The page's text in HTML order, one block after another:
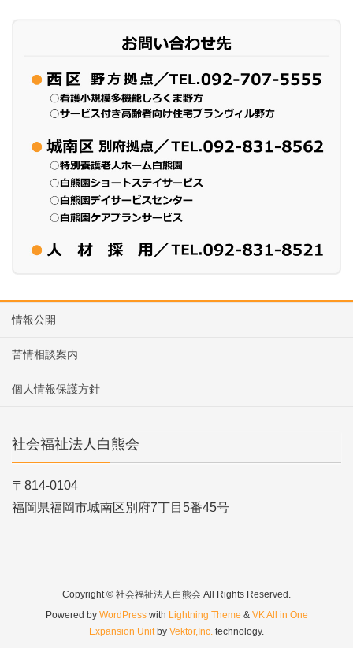
情報公開
苦情相談案内
個人情報保護方針
社会福祉法人白熊会
〒814-0104
福岡県福岡市城南区別府7丁目5番45号
Copyright © 社会福祉法人白熊会 All Rights Reserved.
Powered by WordPresswith Lightning Theme & VK All in One
Expansion Unitby Vektor,Inc. technology.